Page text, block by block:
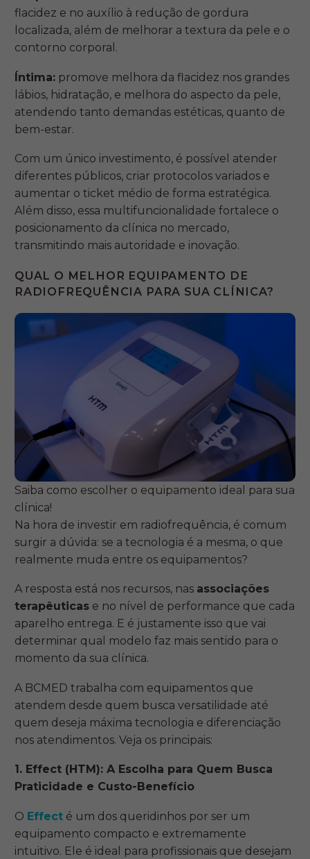
flacidez e no auxílio à redução de gordura
localizada, além de melhorar a textura da pele e o
contorno corporal.
Íntima: promove melhora da flacidez nos grandes
lábios, hidratação, e melhora do aspecto da pele,
atendendo tanto demandas estéticas, quanto de
bem-estar.
Com um único investimento, é possível atender
diferentes públicos, criar protocolos variados e
aumentar o ticket médio de forma estratégica.
Além disso, essa multifuncionalidade fortalece o
posicionamento da clínica no mercado,
transmitindo mais autoridade e inovação.
QUAL O MELHOR EQUIPAMENTO DE
RADIOFREQUÊNCIA PARA SUA CLÍNICA?
Saiba como escolher o equipamento ideal para sua
clínica!
Na hora de investir em radiofrequência, é comum
surgir a dúvida: se a tecnologia é a mesma, o que
realmente muda entre os equipamentos?
A resposta está nos recursos, nas associações
terapêuticas e no nível de performance que cada
aparelho entrega. E é justamente isso que vai
determinar qual modelo faz mais sentido para o
momento da sua clínica.
A BCMED trabalha com equipamentos que
atendem desde quem busca versatilidade até
quem deseja máxima tecnologia e diferenciação
nos atendimentos. Veja os principais:
1. Effect (HTM): A Escolha para Quem Busca
Praticidade e Custo-Benefício
O Effect é um dos queridinhos por ser um
equipamento compacto e extremamente
intuitivo. Ele é ideal para profissionais que desejam